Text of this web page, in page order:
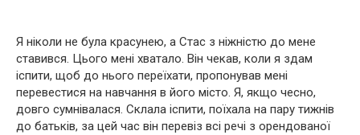
Я ніколи не була красунею, а Стас з ніжністю до мене
ставився. Цього мені хватало. Він чекав, коли я здам
іспити, щоб до нього переїхати, пропонував мені
перевестися на навчання в його місто. Я, якщо чесно,
довго сумнівалася. Склала іспити, поїхала на пару тижнів
до батьків, за цей час він перевіз всі речі з орендованої